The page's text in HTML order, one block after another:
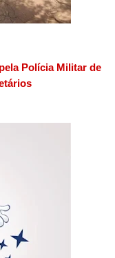
Polícia Militar de